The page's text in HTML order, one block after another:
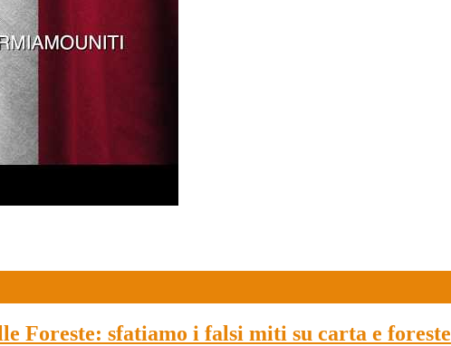
Foreste: sfatiamo i falsi miti su carta e foreste